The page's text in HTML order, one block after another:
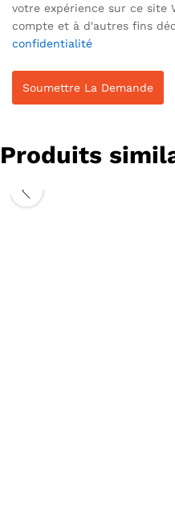
votre expérience sur ce site
compte et à d'autres fins
confidentialité
Produits